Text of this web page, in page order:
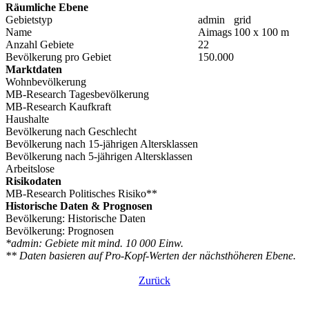
Räumliche Ebene
Gebietstyp
admin
grid
Name
Aimags 100 x 100 m
Anzahl Gebiete
22
Bevölkerung pro Gebiet
150.000
Marktdaten
Wohnbevölkerung
MB-Research Tagesbevölkerung
MB-Research Kaufkraft
Haushalte
Bevölkerung nach Geschlecht
Bevölkerung nach 15-jährigen Altersklassen
Bevölkerung nach 5-jährigen Altersklassen
Arbeitslose
Risikodaten
MB-Research Politisches Risiko**
Historische Daten & Prognosen
Bevölkerung: Historische Daten
Bevölkerung: Prognosen
*admin: Gebiete mit mind. 10 000 Einw.
** Daten basieren auf Pro-Kopf-Werten der nächsthöheren Ebene.
Zurück